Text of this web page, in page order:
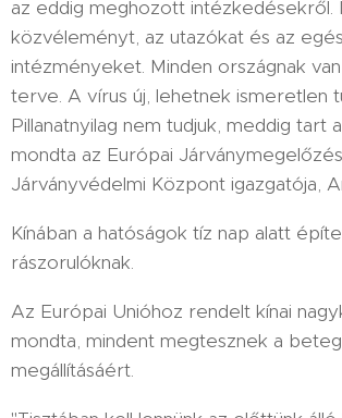
az eddig meghozott intézkedésekről.
közvéleményt, az utazókat és az
intézményeket. Minden országnak
terve. A vírus új, lehetnek ismeretlen
Pillanatnyilag nem tudjuk, meddig tart
mondta az Európai
Járványvédelmi Központ igazgatója,
Kínában a hatóságok tíz nap alatt
rászorulóknak.
Az Európai Unióhoz rendelt kínai
mondta, mindent megtesznek a
megállításáért.